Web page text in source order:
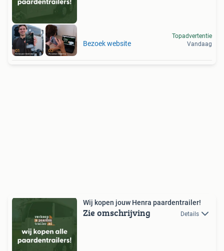
Bezoek website
Topadvertentie
Vandaag
Wij kopen jouw Henra paardentrailer!
Zie omschrijving Details